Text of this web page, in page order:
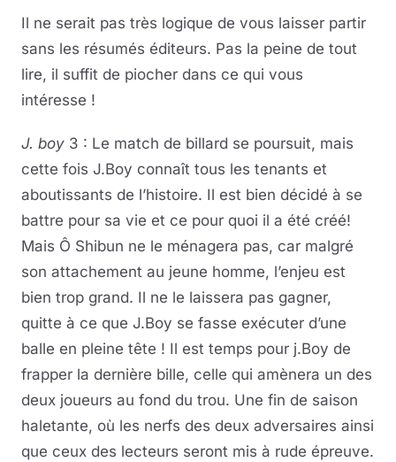
Il ne serait pas très logique de vous laisser partir
sans les résumés éditeurs. Pas la peine de tout
lire, il suffit de piocher dans ce qui vous
intéresse !
J. boy 3 : Le match de billard se poursuit, mais
cette fois J.Boy connaît tous les tenants et
aboutissants de l’histoire. Il est bien décidé à se
battre pour sa vie et ce pour quoi il a été créé!
Mais Ô Shibun ne le ménagera pas, car malgré
son attachement au jeune homme, l’enjeu est
bien trop grand. Il ne le laissera pas gagner,
quitte à ce que J.Boy se fasse exécuter d’une
balle en pleine tête ! Il est temps pour j.Boy de
frapper la dernière bille, celle qui amènera un des
deux joueurs au fond du trou. Une fin de saison
haletante, où les nerfs des deux adversaires ainsi
que ceux des lecteurs seront mis à rude épreuve.